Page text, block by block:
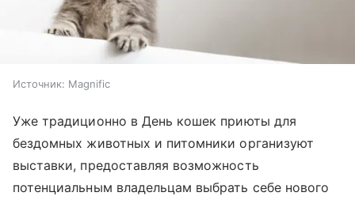
Источник: Magnific
Уже традиционно в День кошек приюты для
бездомных животных и питомники организуют
выставки, предоставляя возможность
потенциальным владельцам выбрать себе нового